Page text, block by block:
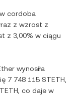
cordoba
z wzrost z
z 3,00% w ciągu
wynosiła
7 748 115 STETH
, co daje w